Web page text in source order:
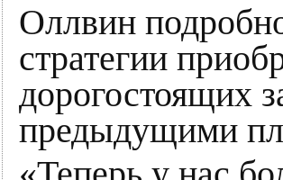
Оллвин
стратегии
дорогостоящих
предыдущими